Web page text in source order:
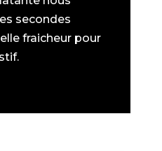
secondes
fraicheur pour